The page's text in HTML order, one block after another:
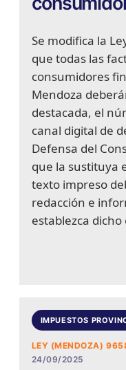
Se modifica la
que todas las
consumidores
Mendoza
destacada, el
canal digital de
Defensa del
que la sustituya
texto impreso
redacción e
establezca
IMPUESTOS
LEY (MENDOZA)
24/09/2025